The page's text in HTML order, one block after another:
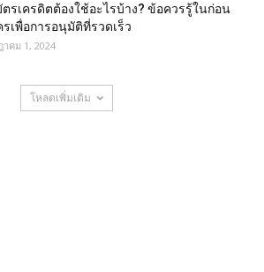
รเครดิตต้องใช้อะไรบ้าง? ข้อควรรู้ในก่อน
เพื่อการอนุมัติที่รวดเร็ว
าคม 1, 2024
โหลดเพิ่มเติม